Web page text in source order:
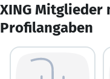
XING Mitglieder
Profilangaben